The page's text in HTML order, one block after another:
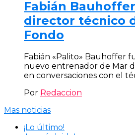
Fabián
director técnico
Fondo
Fabián «Palito» Bauhoffer
nuevo entrenador de Mar
en conversaciones con el
Por Redaccion
Mas noticias
¡Lo último!